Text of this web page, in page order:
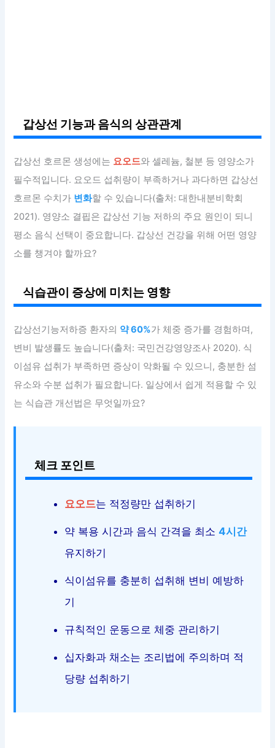
갑상선 기능과 음식의 상관관계
갑상선 호르몬 생성에는 요오드와 셀레늄, 철분 등 영양소가
필수적입니다. 요오드 섭취량이 부족하거나 과다하면 갑상선
호르몬 수치가 변화할 수 있습니다(출처: 대한내분비학회
2021). 영양소 결핍은 갑상선 기능 저하의 주요 원인이 되니
평소 음식 선택이 중요합니다. 갑상선 건강을 위해 어떤 영양
소를 챙겨야 할까요?
식습관이 증상에 미치는 영향
갑상선기능저하증 환자의 약 60%가 체중 증가를 경험하며,
변비 발생률도 높습니다(출처: 국민건강영양조사 2020). 식
이섬유 섭취가 부족하면 증상이 악화될 수 있으니, 충분한 섬
유소와 수분 섭취가 필요합니다. 일상에서 쉽게 적용할 수 있
는 식습관 개선법은 무엇일까요?
체크 포인트
요오드는 적정량만 섭취하기
약 복용 시간과 음식 간격을 최소4시간
유지하기
식이섬유를 충분히 섭취해 변비 예방하
기
규칙적인 운동으로 체중 관리하기
십자화과 채소는 조리법에 주의하며 적
당량 섭취하기